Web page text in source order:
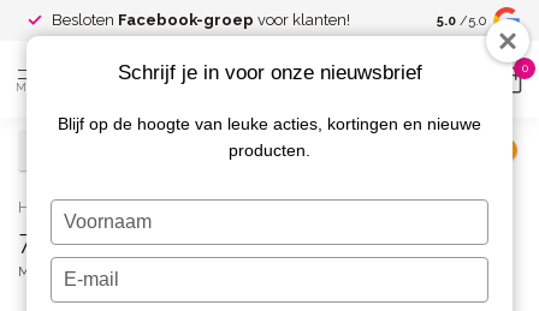
Besloten Facebook-groep voor klanten! Spaar voor
kortingen
5.0 /5.0
MENU
0
Home / 777 Nagellak Petroleum
777 Nagellak Petroleum
MAGNETIC
Schrijf je in voor onze nieuwsbrief
Blijf op de hoogte van leuke acties, kortingen en nieuwe
producten.
Typ
je
naam
Typ
je